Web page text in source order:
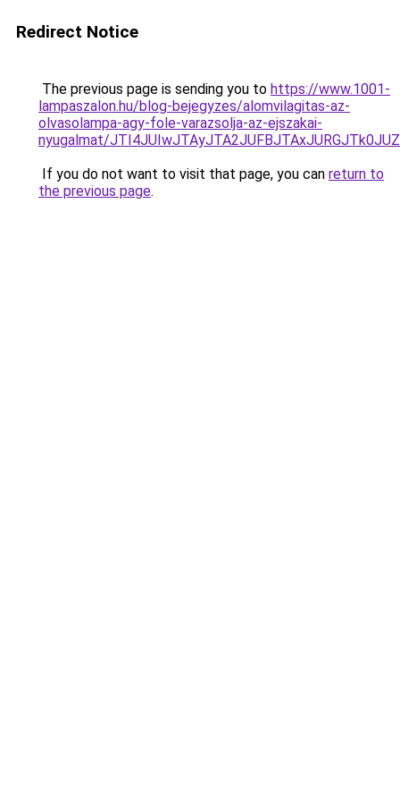
Redirect Notice
The previous page is sending you to https://www.1001-
lampaszalon.hu/blog-bejegyzes/alomvilagitas-az-
olvasolampa-agy-fole-varazsolja-az-ejszakai-
nyugalmat/
If you do not want to visit that page, you can return to
the previous page.